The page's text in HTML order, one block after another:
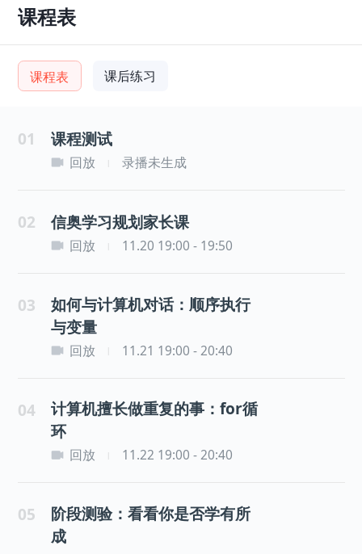
课程表
课程表 课后练习
01 课程测试
回放 录播未生成
02 信奥学习规划家长课
回放 11.20 19:00 - 19:50
03
如何与计算机对话：顺序执行
与变量
回放 11.21 19:00 - 20:40
04
计算机擅长做重复的事：for循
环
回放 11.22 19:00 - 20:40
05
阶段测验：看看你是否学有所
成